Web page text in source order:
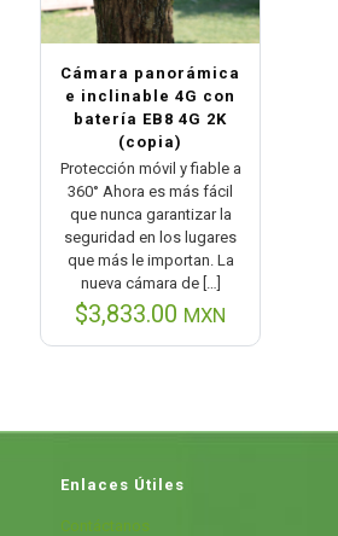
Cámara panorámica
e inclinable 4G con
batería EB8 4G 2K
(copia)
Protección móvil y fiable a
360° Ahora es más fácil
que nunca garantizar la
seguridad en los lugares
que más le importan. La
nueva cámara de[…]
$3,833.00 MXN
Enlaces Útiles
Contáctanos